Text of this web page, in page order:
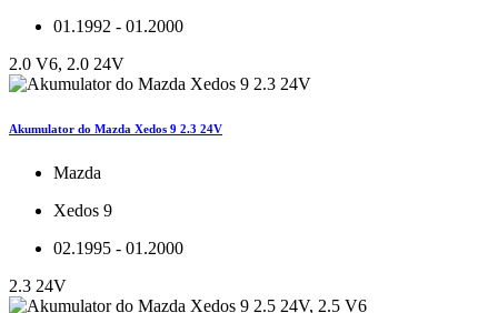
01.1992 - 01.2000
2.0 V6, 2.0 24V
Akumulator do Mazda Xedos 9 2.3 24V
Mazda
Xedos 9
02.1995 - 01.2000
2.3 24V